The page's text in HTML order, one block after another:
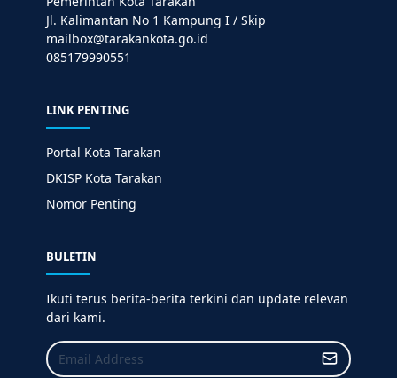
Jl. Kalimantan No 1 Kampung I / Skip
mailbox@tarakankota.go.id
085179990551
LINK PENTING
Portal Kota Tarakan
DKISP Kota Tarakan
Nomor Penting
BULETIN
Ikuti terus berita-berita terkini dan update relevan
dari kami.